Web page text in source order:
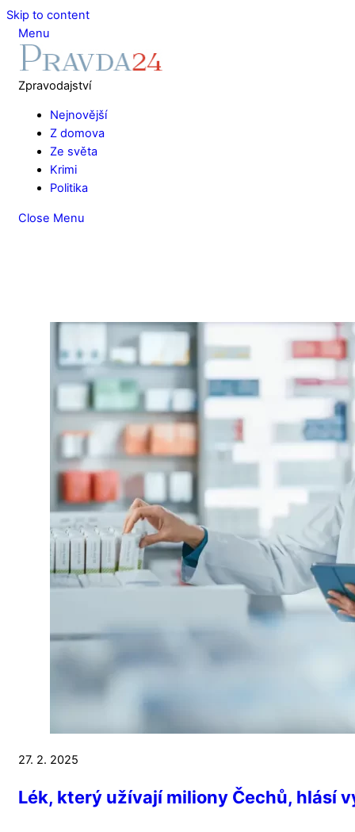
Skip to content
Menu
Zpravodajství
Nejnovější
Z domova
Ze světa
Krimi
Politika
Close Menu
27. 2. 2025
Lék, který užívají miliony Čechů, hlásí